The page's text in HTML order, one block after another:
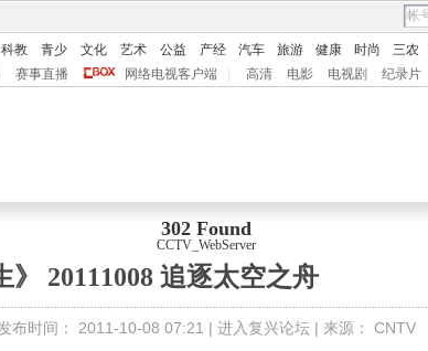
科教 青少 文化 艺术 公益 产经 汽车 旅游 健康 时尚 三农
赛事直播 网络电视客户端 高清 电影 电视剧 纪录片
302 Found
CCTV_WebServer
》 20111008 追逐太空之舟
布时间： 2011-10-08 07:21 | 进入复兴论坛 | 来源： CNTV